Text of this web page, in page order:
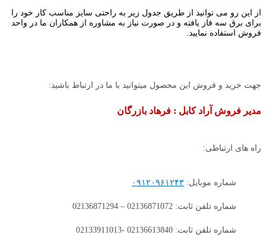
از این رو می توانید از طریق جدول زیر به راحتی سایز مناسب کار خود را
برای برق سه فاز یافته و در صورت نیاز به مشاوره از همکاران ما در واحد
فروش استفاده نمایید.
جهت خرید و فروش این محصول میتوانید با ما در ارتباط باشید:
مدیر فروش آراد کابل : فرهاد بازرگان
راه های ارتباطی:
شماره موبایل: ۰۹۱۲۰۹۶۱۲۴۳
شماره تلفن ثابت: 02136871072 – 02136871294
شماره تلفن ثابت: 02136613840 -02133911013